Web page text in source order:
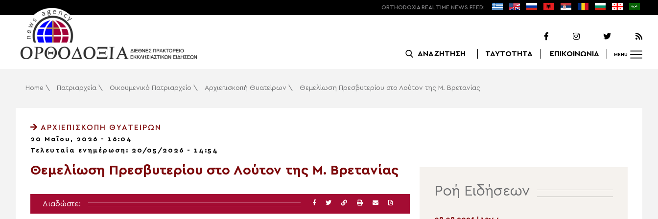
ORTHODOXIA REAL TIME NEWS FEED:
ΑΝΑΖΗΤΗΣΗ ΤΑΥΤΟΤΗΤΑ ΕΠΙΚΟΙΝΩΝΙΑ MENU
Home \ Πατριαρχεία \ Οικουμενικό Πατριαρχείο \ Αρχιεπισκοπή Θυατείρων \ Θεμελίωση Πρεσβυτερίου στο Λούτον της Μ. Βρετανίας
ΑΡΧΙΕΠΙΣΚΟΠΉ ΘΥΑΤΕΊΡΩΝ
20 Μαΐου, 2026 - 16:04
Τελευταία ενημέρωση: 20/05/2026 - 14:54
Θεμελίωση Πρεσβυτερίου στο Λούτον της Μ. Βρετανίας
Διαδώστε:
Ροή Ειδήσεων